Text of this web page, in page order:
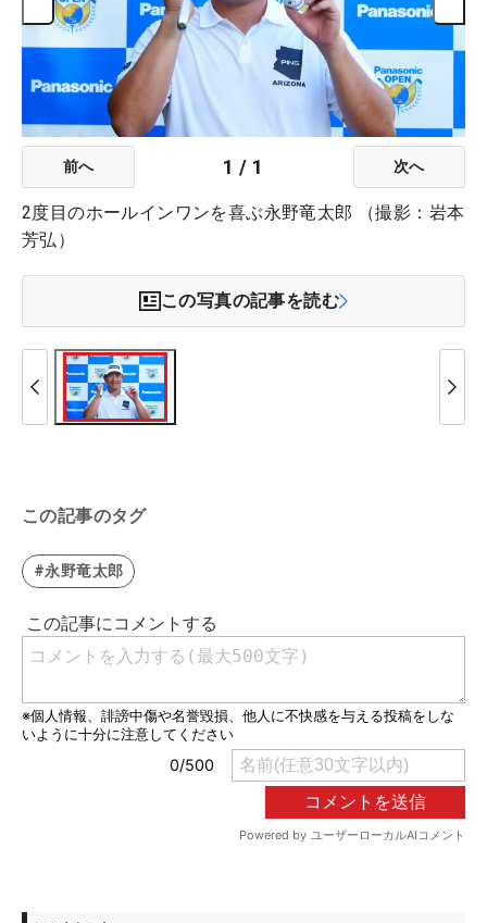
前へ 1 / 1 次へ
2度目のホールインワンを喜ぶ永野竜太郎 （撮影：岩本
芳弘）
この写真の記事を読む
この記事のタグ
#永野竜太郎